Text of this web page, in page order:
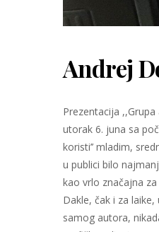
Andrej
Prezentacija
utorak 6. juna sa
koristi’’ mladim,
u publici bilo
kao vrlo značajna
Dakle, čak i za
samog autora,